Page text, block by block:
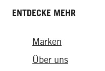
Oil Nutritive
Tägliches Öl-
Verführerisch
Verführerisch
ENTDECKE MEHR
Marken
Über uns